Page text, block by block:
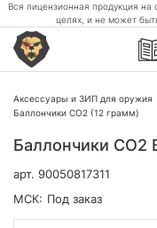
Вся лицензионная продукция на
целях, и не может
Аксессуары и ЗИП для оружия
Баллончики CO2 (12 грамм)
Баллончики CO2
арт. 90050817311
МСК: Под заказ